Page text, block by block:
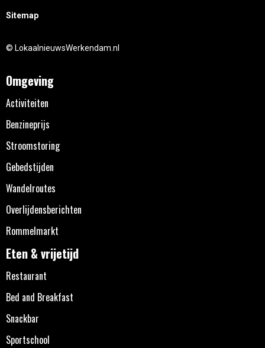
Sitemap
© LokaalnieuwsWerkendam.nl
Omgeving
Activiteiten
Benzineprijs
Stroomstoring
Gebedstijden
Wandelroutes
Overlijdensberichten
Rommelmarkt
Eten & vrijetijd
Restaurant
Bed and Breakfast
Snackbar
Sportschool